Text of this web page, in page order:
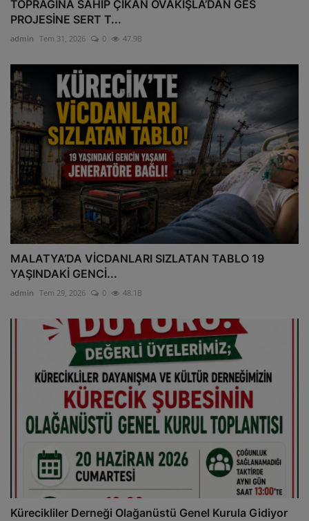
TOPRAĞINA SAHİP ÇIKAN OVAKIŞLA’DAN GES
PROJESİNE SERT T...
admin Tem 31, 2026 0 47.9B
MALATYA’DA VİCDANLARI SIZLATAN TABLO 19
YAŞINDAKİ GENCİ...
admin Tem 29, 2026 0 48.1B
Kürecikliler Derneği Olağanüstü Genel Kurula Gidiyor